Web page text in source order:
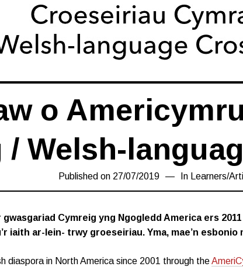
o
/ Welsh-
Published on 27/07/201927/07/2019
In Learners/
gwasgariad Cymreig yng Ngogledd America ers
iaith ar-lein- trwy groeseiriau. Yma, mae’n esbonio
diaspora in North America since 2001 through the